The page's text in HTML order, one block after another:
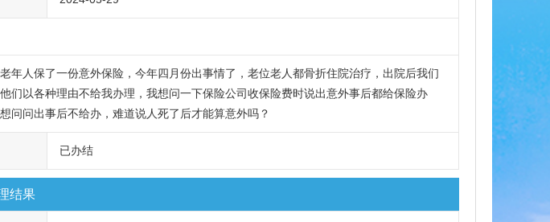
年人保了一份意外保险，今年四月份出事情了，老位老人都骨折住院治疗，出院后我们
们以各种理由不给我办理，我想问一下保险公司收保险费时说出意外事后都给保险办
问问出事后不给办，难道说人死了后才能算意外吗？
已办结
结果